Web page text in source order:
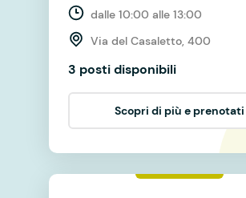
dalle 10:00 alle 13:00
Via del Casaletto, 400
3 posti disponibili
Scopri di più e prenotati